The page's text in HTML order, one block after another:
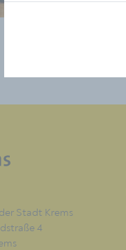
Stadt Krems
4